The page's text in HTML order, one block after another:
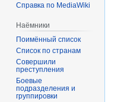
Справка по MediaWiki
Наёмники
Поимённый список
Список по странам
Совершили
преступления
Боевые
подразделения и
группировки